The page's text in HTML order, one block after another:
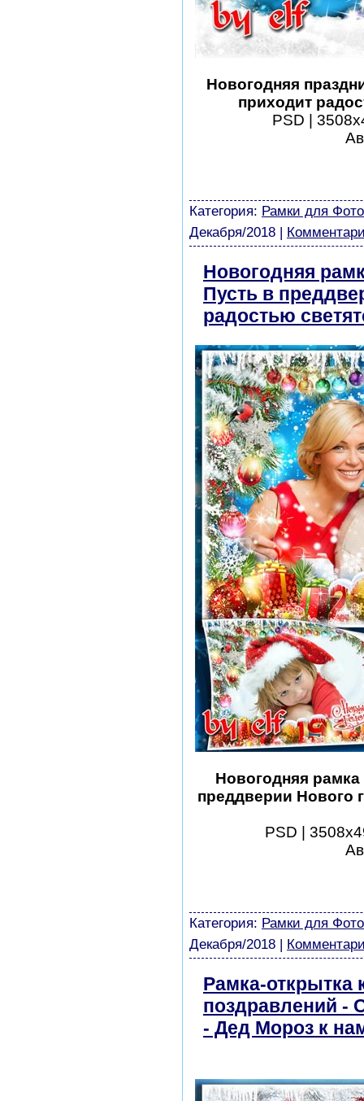
Новогодняя
приходит
PSD |
Категория: Рамки для
Декабря/2018
Новогодняя
Пусть в
радостью
Новогодняя
преддверии Нового
PSD |
Категория: Рамки для
Декабря/2018
Рамка-открытка
поздравлений -
- Дед Мороз к